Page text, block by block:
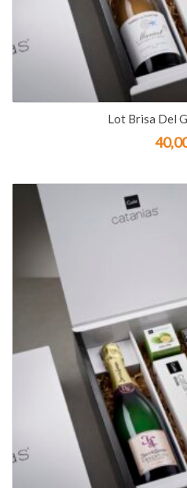
Lot Brisa Del